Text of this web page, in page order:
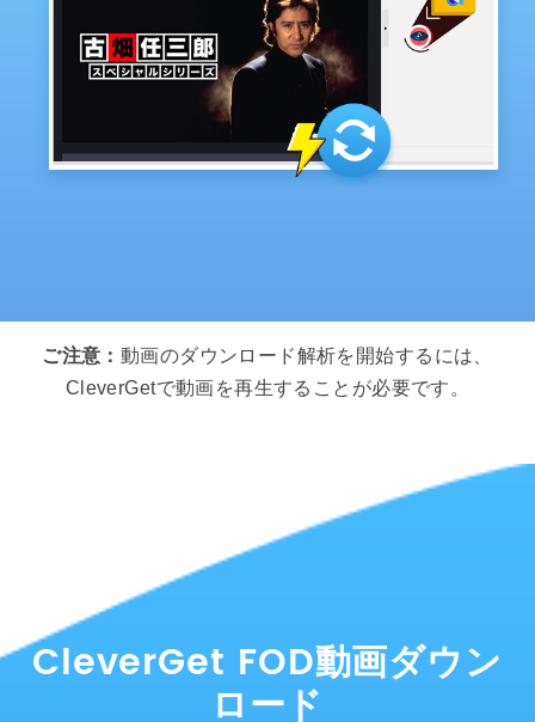
ご注意： 動画のダウンロード解析を開始するには、
CleverGetで動画を再生することが必要です。
CleverGet FOD動画ダウン
ロード